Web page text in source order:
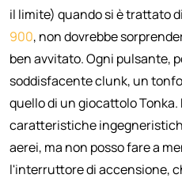
il limite) quando si è trattato
900, non dovrebbe
ben avvitato. Ogni pulsante,
soddisfacente clunk, un
quello di un giocattolo
caratteristiche
aerei, ma non posso fare a
l'interruttore di accensione,